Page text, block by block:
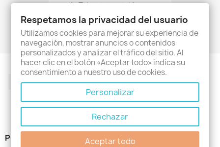
Kit Teleasistencia Línea...
99,00 €
FacebookTwitter Rss YouTubePinterestInstagram
PRODUCTOS
Respetamos la privacidad del usuario
Utilizamos cookies para mejorar su experiencia de
navegación, mostrar anuncios o contenidos
personalizados y analizar el tráfico del sitio. Al
hacer clic en el botón «Aceptar todo» indica su
consentimiento a nuestro uso de cookies.
Personalizar
Rechazar
Aceptar todo